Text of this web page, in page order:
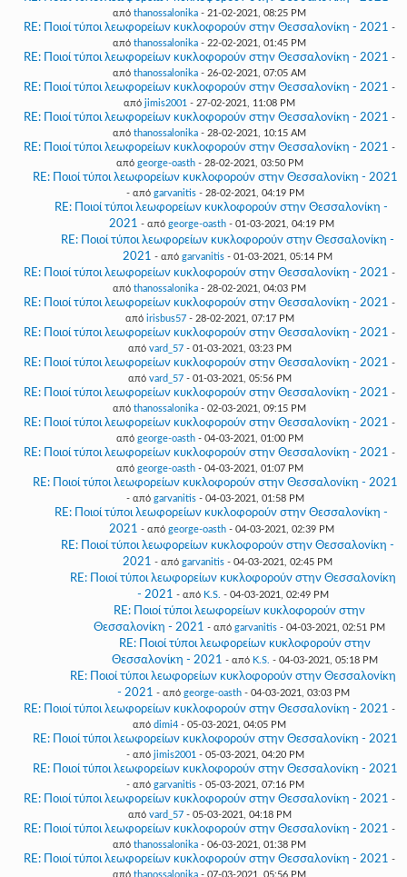
από thanossalonika - 21-02-2021, 08:25 PM
RE: Ποιοί τύποι λεωφορείων κυκλοφορούν στην Θεσσαλονίκη - 2021 -
από thanossalonika - 22-02-2021, 01:45 PM
RE: Ποιοί τύποι λεωφορείων κυκλοφορούν στην Θεσσαλονίκη - 2021 -
από thanossalonika - 26-02-2021, 07:05 AM
RE: Ποιοί τύποι λεωφορείων κυκλοφορούν στην Θεσσαλονίκη - 2021 -
από jimis2001 - 27-02-2021, 11:08 PM
RE: Ποιοί τύποι λεωφορείων κυκλοφορούν στην Θεσσαλονίκη - 2021 -
από thanossalonika - 28-02-2021, 10:15 AM
RE: Ποιοί τύποι λεωφορείων κυκλοφορούν στην Θεσσαλονίκη - 2021 -
από george-oasth- 28-02-2021, 03:50 PM
RE: Ποιοί τύποι λεωφορείων κυκλοφορούν στην Θεσσαλονίκη - 2021
- από garvanitis - 28-02-2021, 04:19 PM
RE: Ποιοί τύποι λεωφορείων κυκλοφορούν στην Θεσσαλονίκη -
2021 - από george-oasth- 01-03-2021, 04:19 PM
RE: Ποιοί τύποι λεωφορείων κυκλοφορούν στην Θεσσαλονίκη -
2021 - από garvanitis- 01-03-2021, 05:14 PM
RE: Ποιοί τύποι λεωφορείων κυκλοφορούν στην Θεσσαλονίκη - 2021 -
από thanossalonika - 28-02-2021, 04:03 PM
RE: Ποιοί τύποι λεωφορείων κυκλοφορούν στην Θεσσαλονίκη - 2021 -
από irisbus57- 28-02-2021, 07:17 PM
RE: Ποιοί τύποι λεωφορείων κυκλοφορούν στην Θεσσαλονίκη - 2021 -
από vard_57- 01-03-2021, 03:23 PM
RE: Ποιοί τύποι λεωφορείων κυκλοφορούν στην Θεσσαλονίκη - 2021 -
από vard_57- 01-03-2021, 05:56 PM
RE: Ποιοί τύποι λεωφορείων κυκλοφορούν στην Θεσσαλονίκη - 2021 -
από thanossalonika - 02-03-2021, 09:15 PM
RE: Ποιοί τύποι λεωφορείων κυκλοφορούν στην Θεσσαλονίκη - 2021 -
από george-oasth- 04-03-2021, 01:00 PM
RE: Ποιοί τύποι λεωφορείων κυκλοφορούν στην Θεσσαλονίκη - 2021 -
από george-oasth- 04-03-2021, 01:07 PM
RE: Ποιοί τύποι λεωφορείων κυκλοφορούν στην Θεσσαλονίκη - 2021
- από garvanitis - 04-03-2021, 01:58 PM
RE: Ποιοί τύποι λεωφορείων κυκλοφορούν στην Θεσσαλονίκη -
2021 - από george-oasth- 04-03-2021, 02:39 PM
RE: Ποιοί τύποι λεωφορείων κυκλοφορούν στην Θεσσαλονίκη -
2021 - από garvanitis- 04-03-2021, 02:45 PM
RE: Ποιοί τύποι λεωφορείων κυκλοφορούν στην Θεσσαλονίκη
- 2021 - από K.S. - 04-03-2021, 02:49 PM
RE: Ποιοί τύποι λεωφορείων κυκλοφορούν στην
Θεσσαλονίκη - 2021 - από garvanitis- 04-03-2021, 02:51 PM
RE: Ποιοί τύποι λεωφορείων κυκλοφορούν στην
Θεσσαλονίκη - 2021 - από K.S. - 04-03-2021, 05:18 PM
RE: Ποιοί τύποι λεωφορείων κυκλοφορούν στην Θεσσαλονίκη
- 2021 - από george-oasth- 04-03-2021, 03:03 PM
RE: Ποιοί τύποι λεωφορείων κυκλοφορούν στην Θεσσαλονίκη - 2021 -
από dimi4 - 05-03-2021, 04:05 PM
RE: Ποιοί τύποι λεωφορείων κυκλοφορούν στην Θεσσαλονίκη - 2021
- από jimis2001 - 05-03-2021, 04:20 PM
RE: Ποιοί τύποι λεωφορείων κυκλοφορούν στην Θεσσαλονίκη - 2021
- από garvanitis - 05-03-2021, 07:16 PM
RE: Ποιοί τύποι λεωφορείων κυκλοφορούν στην Θεσσαλονίκη - 2021 -
από vard_57- 05-03-2021, 04:18 PM
RE: Ποιοί τύποι λεωφορείων κυκλοφορούν στην Θεσσαλονίκη - 2021 -
από thanossalonika - 06-03-2021, 01:38 PM
RE: Ποιοί τύποι λεωφορείων κυκλοφορούν στην Θεσσαλονίκη - 2021 -
από thanossalonika - 07-03-2021, 05:56 PM